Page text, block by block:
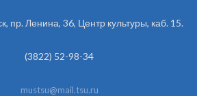
пр. Ленина, 36, Центр культуры, каб. 15.
(3822) 52-98-34
mustsu@mail.tsu.ru